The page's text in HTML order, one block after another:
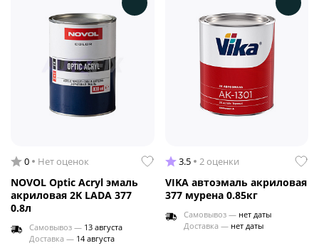
0 Нет оценок
NOVOL Optic Acryl эмаль
акриловая 2K LADA 377
0.8л
Самовывоз — 13 августа
Доставка — 14 августа
3.5 2 оценки
VIKA автоэмаль акриловая
377 мурена 0.85кг
Самовывоз — нет даты
Доставка — нет даты